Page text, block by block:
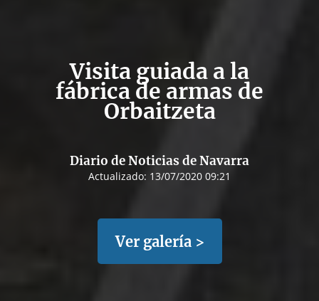
Visita guiada a la
fábrica de armas de
Orbaitzeta
Diario de Noticias de Navarra
Actualizado: 13/07/2020 09:21
Ver galería >